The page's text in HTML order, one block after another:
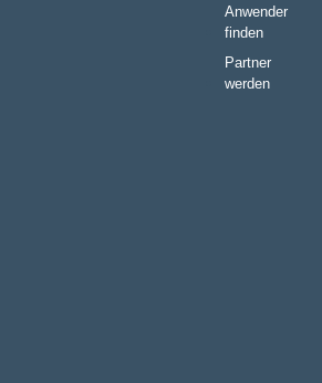
Anwender
finden
Partner
werden